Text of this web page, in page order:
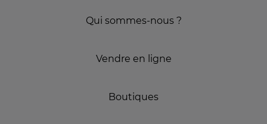
Qui sommes-nous ?
Vendre en ligne
Boutiques